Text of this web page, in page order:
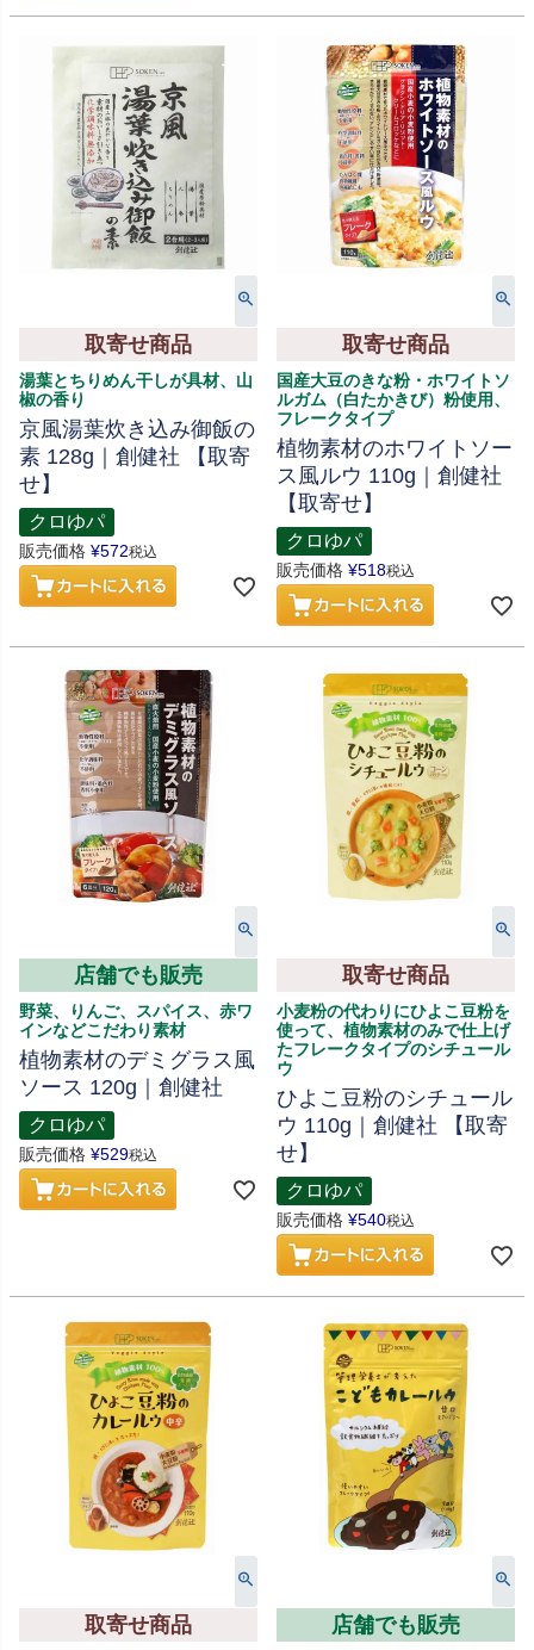
取寄せ商品
湯葉とちりめん干しが具材、山
椒の香り
京風湯葉炊き込み御飯の
素 128g｜創健社 【取寄
せ】
クロゆパ
販売価格 ¥572税込
取寄せ商品
国産大豆のきな粉・ホワイトソ
ルガム（白たかきび）粉使用、
フレークタイプ
植物素材のホワイトソー
ス風ルウ 110g｜創健社
【取寄せ】
クロゆパ
販売価格 ¥518税込
店舗でも販売
野菜、りんご、スパイス、赤ワ
インなどこだわり素材
植物素材のデミグラス風
ソース 120g｜創健社
クロゆパ
販売価格 ¥529税込
取寄せ商品
小麦粉の代わりにひよこ豆粉を
使って、植物素材のみで仕上げ
たフレークタイプのシチュール
ウ
ひよこ豆粉のシチュール
ウ 110g｜創健社 【取寄
せ】
クロゆパ
販売価格 ¥540税込
取寄せ商品 店舗でも販売